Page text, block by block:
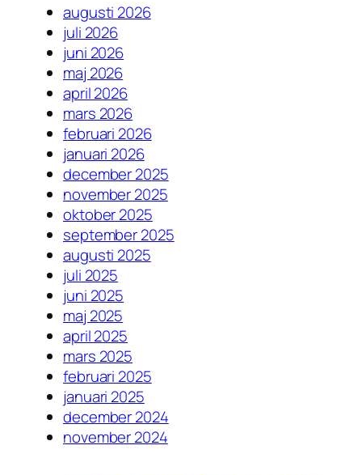
augusti 2026
juli 2026
juni 2026
maj 2026
april 2026
mars 2026
februari 2026
januari 2026
december 2025
november 2025
oktober 2025
september 2025
augusti 2025
juli 2025
juni 2025
maj 2025
april 2025
mars 2025
februari 2025
januari 2025
december 2024
november 2024